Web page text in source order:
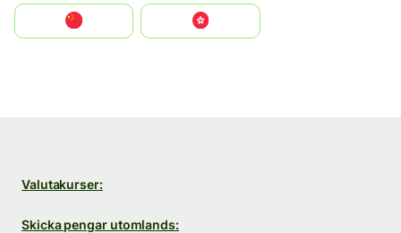
中國香港特別行政區
Valutakurser:
Skicka pengar utomlands: